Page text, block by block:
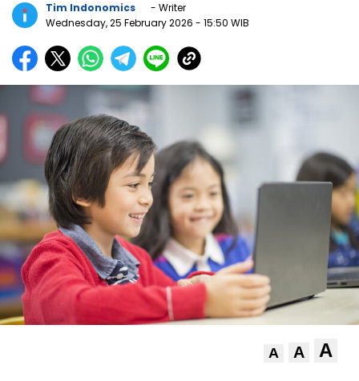
Tim Indonomics
- Writer
Wednesday, 25 February 2026 - 15:50 WIB
A A A